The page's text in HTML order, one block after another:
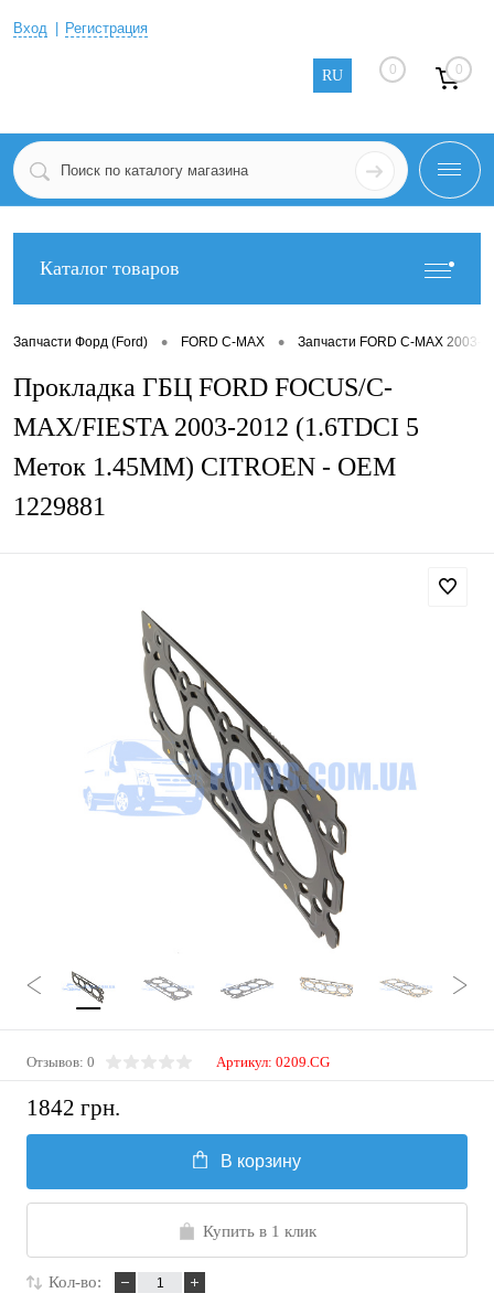
Вход Регистрация
RU 0 0
Каталог товаров
Запчасти Форд (Ford) • FORD C-MAX • Запчасти FORD C-MAX 2003-
Прокладка ГБЦ FORD FOCUS/C-
MAX/FIESTA 2003-2012 (1.6TDCI 5
Меток 1.45MM) CITROEN - OEM
1229881
Отзывов: 0 Артикул: 0209.CG
1842 грн.
В корзину
Купить в 1 клик
Кол-во: